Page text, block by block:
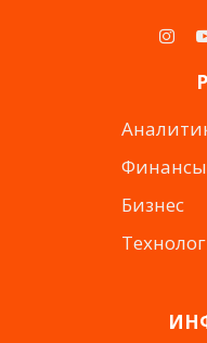
Финансы
Бизнес